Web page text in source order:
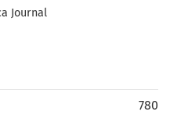
Journal
780